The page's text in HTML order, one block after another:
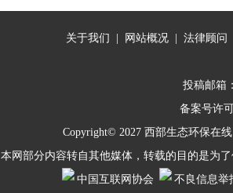
关于我们 网站概况| 法律顾问
投稿邮箱
备案号许
Copyright© 2027 西部生态环保在线
本网部分内容转自其他媒体，转载的目的是为